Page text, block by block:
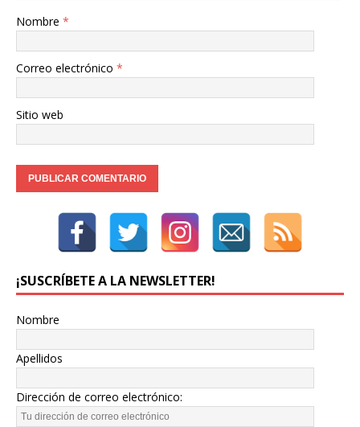
Nombre *
Correo electrónico *
Sitio web
¡SUSCRÍBETE A LA NEWSLETTER!
Nombre
Apellidos
Dirección de correo electrónico: